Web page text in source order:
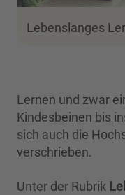
Lebenslanges
Lernen und zwar
Kindesbeinen bis
sich auch die
verschrieben.
Unter der Rubrik